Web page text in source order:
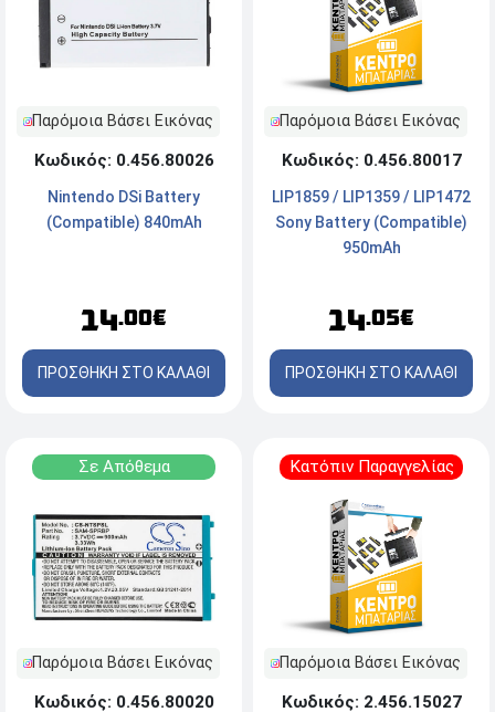
Παρόμοια Βάσει Εικόνας
Κωδικός: 0.456.80026
Nintendo DSi Battery
(Compatible) 840mAh
14.00€
ΠΡΟΣΘΗΚΗ ΣΤΟ ΚΑΛΑΘΙ
Παρόμοια Βάσει Εικόνας
Κωδικός: 0.456.80017
LIP1859 / LIP1359 / LIP1472
Sony Battery (Compatible)
950mAh
14.05€
ΠΡΟΣΘΗΚΗ ΣΤΟ ΚΑΛΑΘΙ
Σε Απόθεμα
Παρόμοια Βάσει Εικόνας
Κωδικός: 0.456.80020
Κατόπιν Παραγγελίας
Παρόμοια Βάσει Εικόνας
Κωδικός: 2.456.15027